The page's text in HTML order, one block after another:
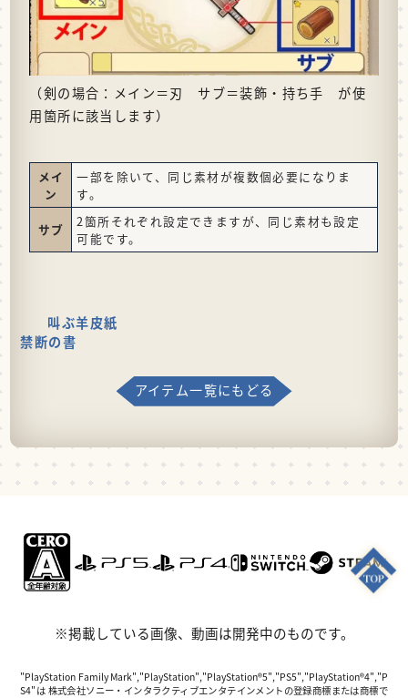
（剣の場合：メイン＝刃 サブ＝装飾・持ち手 が使
用箇所に該当します）
メイ
ン
一部を除いて、同じ素材が複数個必要になりま
す。
サブ
2箇所それぞれ設定できますが、同じ素材も設定
可能です。
叫ぶ羊皮紙
禁断の書
アイテム一覧にもどる
※掲載している画像、動画は開発中のものです。
"PlayStation Family Mark","PlayStation","PlayStation®5","PS5","PlayStation®4","P
S4"は 株式会社ソニー・インタラクティブエンタテインメントの登録商標または商標で